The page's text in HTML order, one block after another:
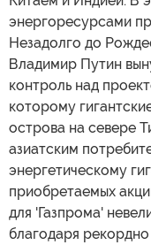
энергоресурсами
Незадолго до
Владимир Путин
контроль над
которому
острова на севере
азиатским
энергетическому
приобретаемых
для 'Газпрома'
благодаря